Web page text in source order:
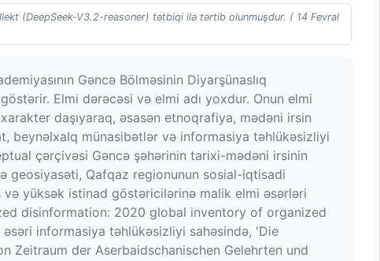
(DeepSeek-V3.2-reasoner) tətbiqi ilə tərtib olunmuşdur. ( 14 Fevral
Gəncə Bölməsinin Diyarşünaslıq
Elmi dərəcəsi və elmi adı yoxdur. Onun elmi
daşıyaraq, əsasən etnoqrafiya, mədəni irsin
beynəlxalq münasibətlər və informasiya təhlükəsizliyi
çərçivəsi Gəncə şəhərinin tarixi-mədəni irsinin
geosiyasəti, Qafqaz regionunun sosial-iqtisadi
və yüksək istinad göstəricilərinə malik elmi əsərləri
disinformation: 2020 global inventory of organized
informasiya təhlükəsizliyi sahəsində, 'Die
Zeitraum der Aserbaidschanischen Gelehrten und